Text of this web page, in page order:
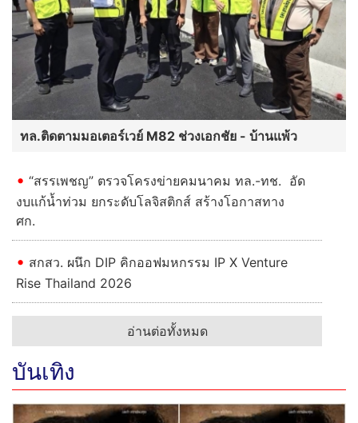
ทล.ติดตามมอเตอร์เวย์ M82 ช่วงเอกชัย - บ้านแพ้ว
“สรรเพชญ” ตรวจโครงข่ายคมนาคม ทล.-ทช. อัด
งบแก้น้ำท่วม ยกระดับโลจิสติกส์ สร้างโอกาสทาง
ศก.
สกสว. ผนึก DIP คิกออฟมหกรรม IP X Venture
Rise Thailand 2026
อ่านต่อทั้งหมด
บันเทิง